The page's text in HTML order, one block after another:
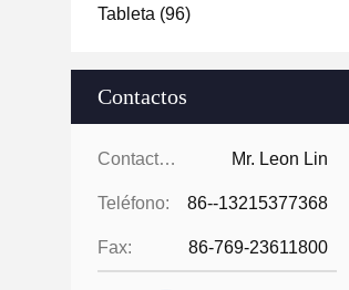
Tableta (96)
Contactos
Contactos: Mr. Leon Lin
Teléfono: 86--13215377368
Fax: 86-769-23611800